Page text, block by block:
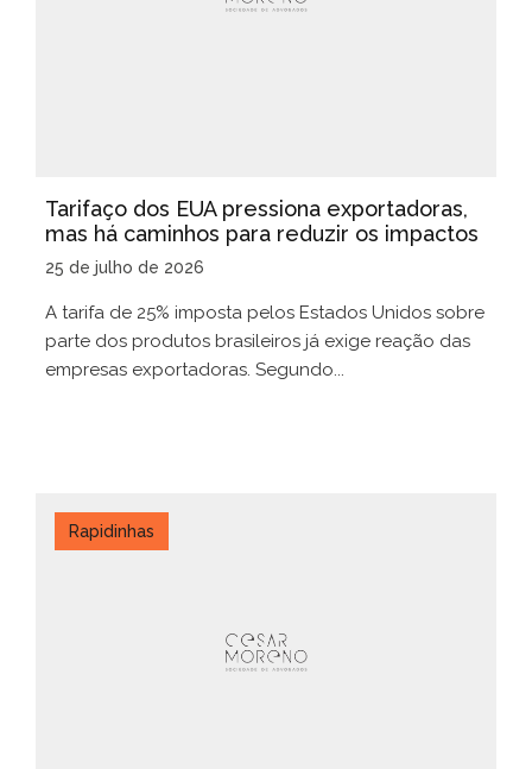
Tarifaço dos EUA pressiona exportadoras,
mas há caminhos para reduzir os impactos
25 de julho de 2026
A tarifa de 25% imposta pelos Estados Unidos sobre
parte dos produtos brasileiros já exige reação das
empresas exportadoras. Segundo...
Rapidinhas